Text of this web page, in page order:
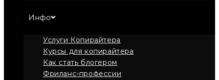
Инфо
Услуги Копирайтера
Курсы для копирайтера
Как стать блогером
Фриланс-профессии